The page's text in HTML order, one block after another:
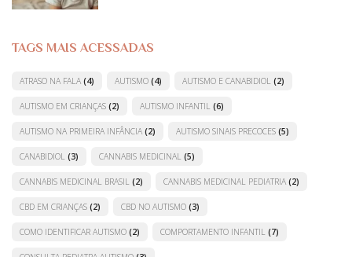
TAGS MAIS ACESSADAS
ATRASO NA FALA (4) AUTISMO (4) AUTISMO E CANABIDIOL (2)
AUTISMO EM CRIANÇAS (2) AUTISMO INFANTIL (6)
AUTISMO NA PRIMEIRA INFÂNCIA (2) AUTISMO SINAIS PRECOCES (5)
CANABIDIOL (3) CANNABIS MEDICINAL (5)
CANNABIS MEDICINAL BRASIL (2) CANNABIS MEDICINAL PEDIATRIA (2)
CBD EM CRIANÇAS (2) CBD NO AUTISMO (3)
COMO IDENTIFICAR AUTISMO (2) COMPORTAMENTO INFANTIL (7)